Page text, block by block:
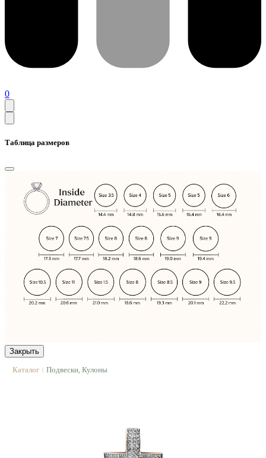
0
Таблица размеров
Закрыть
Каталог | Подвески, Кулоны